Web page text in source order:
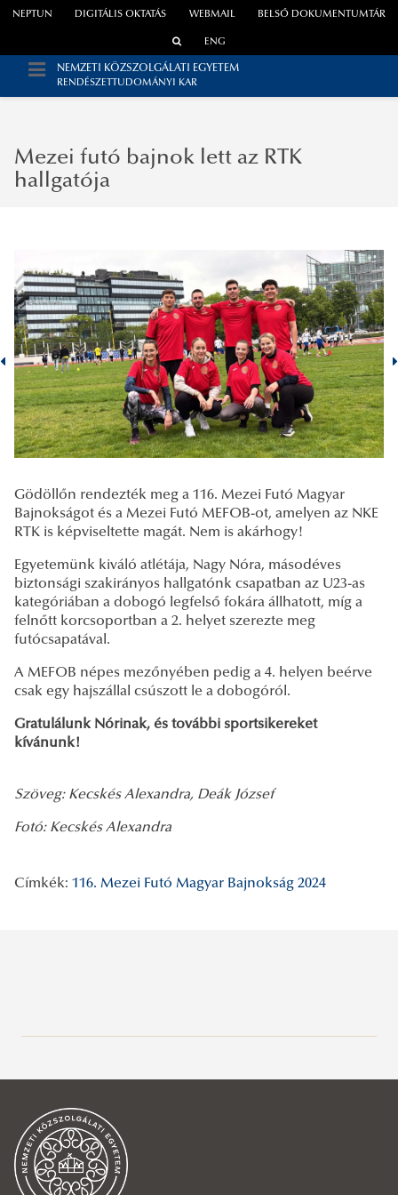
WEBMAIL
NEPTUN DIGITÁLIS OKTATÁS BELSŐ DOKUMENTUMTÁR
ENG
NEMZETI KÖZSZOLGÁLATI EGYETEM
RENDÉSZETTUDOMÁNYI KAR
A gyermek mindenek felett
2026/07/27
Hamarosan indul a jelentkezés az egyetemi pótfelvételire
2026/07/27
Mezei futó bajnok lett az RTK
hallgatója
Gödöllőn rendezték meg a 116. Mezei Futó Magyar
Bajnokságot és a Mezei Futó MEFOB-ot, amelyen az NKE
RTK is képviseltette magát. Nem is akárhogy!
Egyetemünk kiváló atlétája, Nagy Nóra, másodéves
biztonsági szakirányos hallgatónk csapatban az U23-as
kategóriában a dobogó legfelső fokára állhatott, míg a
felnőtt korcsoportban a 2. helyet szerezte meg
futócsapatával.
A MEFOB népes mezőnyében pedig a 4. helyen beérve
csak egy hajszállal csúszott le a dobogóról.
Gratulálunk Nórinak, és további sportsikereket
kívánunk!
Szöveg: Kecskés Alexandra, Deák József
Fotó: Kecskés Alexandra
Címkék: 116. Mezei Futó Magyar Bajnokság 2024